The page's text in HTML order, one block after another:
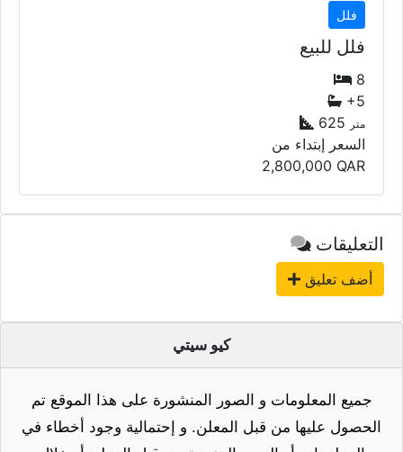
فلل للبيع
8
+5
625متر
السعر إبتداء من
2,800,000QAR
أضف تعليق
جميع المعلومات و الصور المنشورة على هذا الموقع تم
المعلومات أو الصور المزودة من قبل المعلن أو خلال
إدخال المعلومة إلى الموقع واردة. ولذلك شركة (كيو سيل